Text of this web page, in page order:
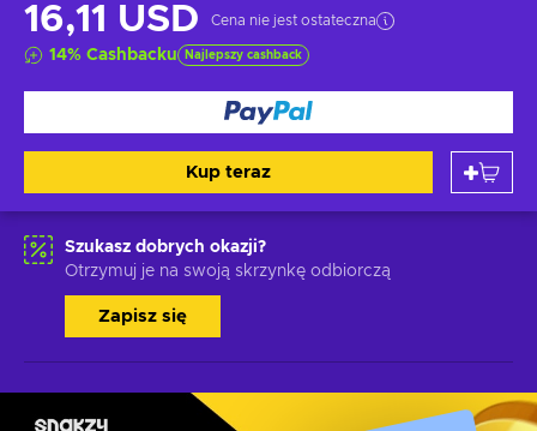
16,11 USD Cena nie jest ostateczna
14% Cashbacku Najlepszy cashback
Kup teraz
Szukasz dobrych okazji?
Otrzymuj je na swoją skrzynkę odbiorczą
Zapisz się